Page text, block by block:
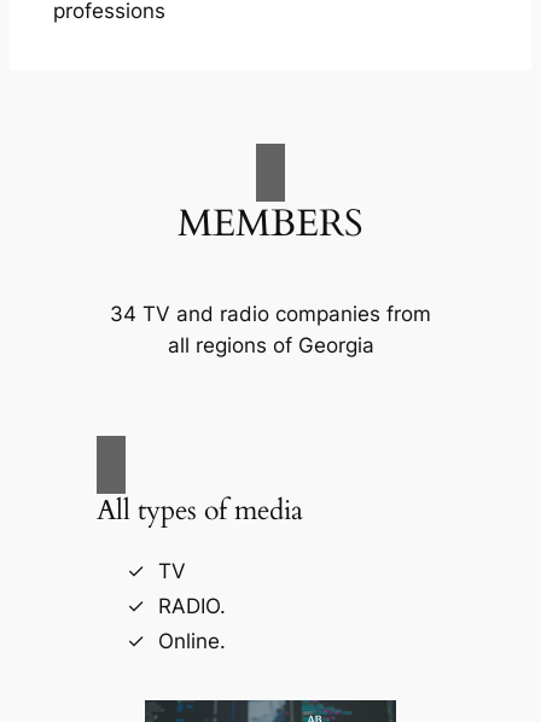
professions
MEMBERS
34 TV and radio companies from
all regions of Georgia
All types of media
TV
RADIO.
Online.